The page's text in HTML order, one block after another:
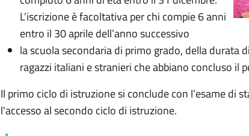
L’iscrizione è facoltativa per chi compie 6 anni
entro il 30 aprile dell’anno successivo
la scuola secondaria di primo grado, della durata
ragazzi italiani e stranieri che abbiano concluso il
Il primo ciclo di istruzione si conclude con l’esame di
l'accesso al secondo ciclo di istruzione.